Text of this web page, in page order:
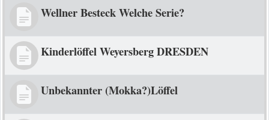
Wellner Besteck Welche Serie?
Kinderlöffel Weyersberg DRESDEN
Unbekannter (Mokka?)Löffel